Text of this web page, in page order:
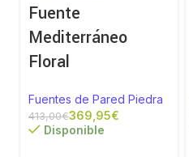
Fuente
Mediterráneo
Floral
Fuentes de Pared Piedra
413,00€369,95€
Disponible